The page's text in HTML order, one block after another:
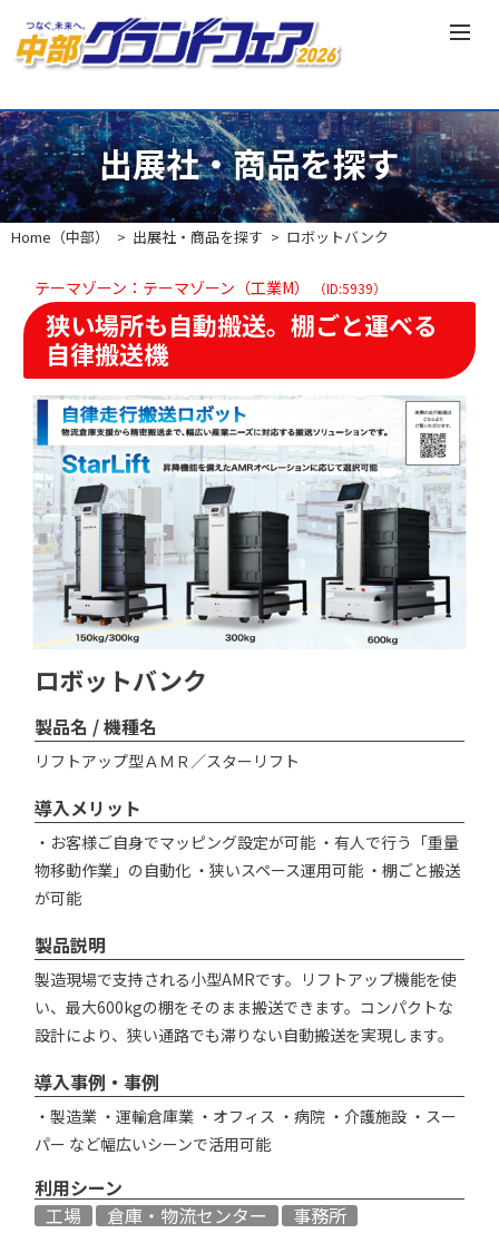
出展社・商品を探す
Home（中部） 出展社・商品を探す ロボットバンク
テーマゾーン：テーマゾーン（工業M） （ID:5939）
狭い場所も自動搬送。棚ごと運べる
自律搬送機
ロボットバンク
製品名 / 機種名
リフトアップ型ＡＭＲ／スターリフト
導入メリット
・お客様ご自身でマッピング設定が可能 ・有人で行う「重量
物移動作業」の自動化 ・狭いスペース運用可能 ・棚ごと搬送
が可能
製品説明
製造現場で支持される小型AMRです。リフトアップ機能を使
い、最大600kgの棚をそのまま搬送できます。コンパクトな
設計により、狭い通路でも滞りない自動搬送を実現します。
導入事例・事例
・製造業 ・運輸倉庫業 ・オフィス ・病院 ・介護施設 ・スー
パー など幅広いシーンで活用可能
利用シーン
工場
倉庫・物流センター
事務所